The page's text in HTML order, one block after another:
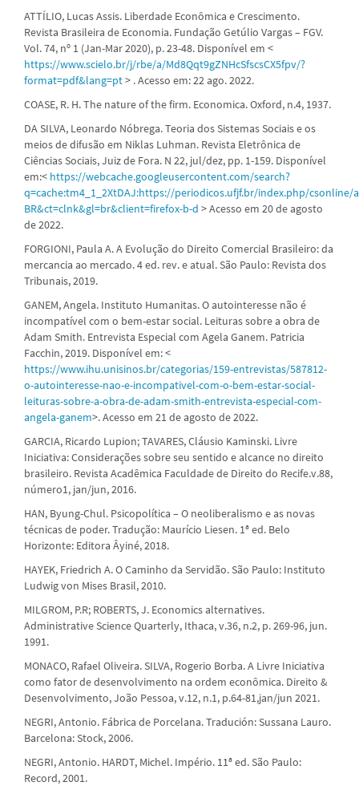
ATTÍLIO, Lucas Assis. Liberdade Econômica e Crescimento.
Revista Brasileira de Economia. Fundação Getúlio Vargas – FGV.
Vol. 74, nº 1 (Jan-Mar 2020), p. 23-48. Disponível em <
https://www.scielo.br/j/rbe/a/Md8Qqt9gZNHcSfscsCX5fpv/?
format=pdf&lang=pt> . Acesso em: 22 ago. 2022.
COASE, R. H. The nature of the firm. Economica. Oxford, n.4, 1937.
DA SILVA, Leonardo Nóbrega. Teoria dos Sistemas Sociais e os
meios de difusão em Niklas Luhman. Revista Eletrônica de
Ciências Sociais, Juiz de Fora. N 22, jul/dez, pp. 1-159. Disponível
em:< https://webcache.googleusercontent.com/search?
q=cache:tm4_1_2XtDAJ:https://periodicos.ufjf.br/index.php/
BR&ct=clnk&gl=br&client=firefox-b-d > Acesso em 20 de agosto
de 2022.
FORGIONI, Paula A. A Evolução do Direito Comercial Brasileiro: da
mercancia ao mercado. 4 ed. rev. e atual. São Paulo: Revista dos
Tribunais, 2019.
GANEM, Angela. Instituto Humanitas. O autointeresse não é
incompatível com o bem-estar social. Leituras sobre a obra de
Adam Smith. Entrevista Especial com Agela Ganem. Patricia
Facchin, 2019. Disponível em: <
https://www.ihu.unisinos.br/categorias/159-entrevistas/587812-
o-autointeresse-nao-e-incompativel-com-o-bem-estar-social-
leituras-sobre-a-obra-de-adam-smith-entrevista-especial-com-
angela-ganem>. Acesso em 21 de agosto de 2022.
GARCIA, Ricardo Lupion; TAVARES, Cláusio Kaminski. Livre
Iniciativa: Considerações sobre seu sentido e alcance no direito
brasileiro. Revista Acadêmica Faculdade de Direito do Recife.v.88,
número1, jan/jun, 2016.
HAN, Byung-Chul. Psicopolítica – O neoliberalismo e as novas
técnicas de poder. Tradução: Maurício Liesen. 1ª ed. Belo
Horizonte: Editora Âyiné, 2018.
HAYEK, Friedrich A. O Caminho da Servidão. São Paulo: Instituto
Ludwig von Mises Brasil, 2010.
MILGROM, P.R; ROBERTS, J. Economics alternatives.
Administrative Science Quarterly, Ithaca, v.36, n.2, p. 269-96, jun.
1991.
MONACO, Rafael Oliveira. SILVA, Rogerio Borba. A Livre Iniciativa
como fator de desenvolvimento na ordem econômica. Direito &
Desenvolvimento, João Pessoa, v.12, n.1, p.64-81,jan/jun 2021.
NEGRI, Antonio. Fábrica de Porcelana. Tradución: Sussana Lauro.
Barcelona: Stock, 2006.
NEGRI, Antonio. HARDT, Michel. Império. 11ª ed. São Paulo:
Record, 2001.